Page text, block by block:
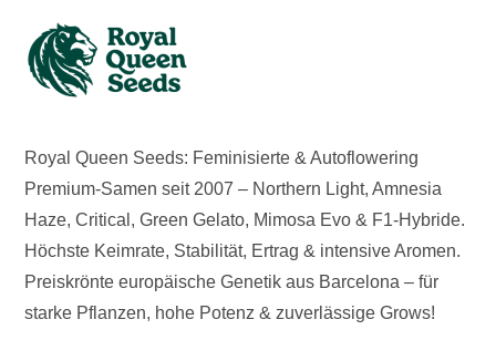
Royal Queen Seeds: Feminisierte & Autoflowering
Premium-Samen seit 2007 – Northern Light, Amnesia
Haze, Critical, Green Gelato, Mimosa Evo & F1-Hybride.
Höchste Keimrate, Stabilität, Ertrag & intensive Aromen.
Preiskrönte europäische Genetik aus Barcelona – für
starke Pflanzen, hohe Potenz & zuverlässige Grows!